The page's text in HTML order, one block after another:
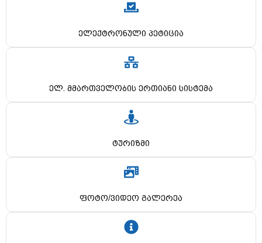
ელექტრონული პეტიცია
ელ. მმართველობის ერთიანი სისტემა
ტურიზმი
ფოტო/ვიდეო გალერეა